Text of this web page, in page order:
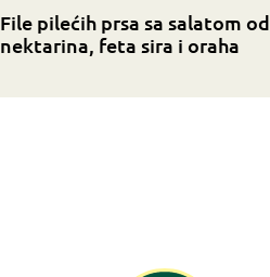
File pilećih prsa sa salatom od
nektarina, feta sira i oraha